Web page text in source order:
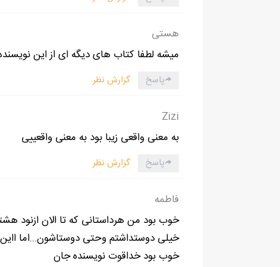
خودم درست کرده بودم وچندتایش را از جمعه بازار
جیمبو را همیشه کوچه ی پشت دانشگاه پارک می
هستی
میشه لطفا کتاب های دیگه ای از این
پاسخ گزارش نظر
Zizi
به معنی واقعی زیبا بود به معنی واقعییی
پاسخ گزارش نظر
فاطمه
خوب بود من هرداستانی که تا الان ازنود
خیلی دوستداشتم وحتی دوستاشون...اما
خوب بود خداقوت نویسنده جان